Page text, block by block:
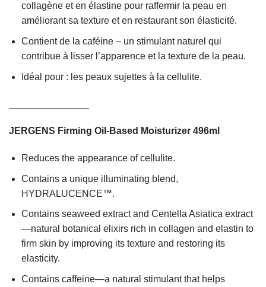
collagène et en élastine pour raffermir la peau en
améliorant sa texture et en restaurant son élasticité.
Contient de la caféine – un stimulant naturel qui
contribue à lisser l’apparence et la texture de la peau.
Idéal pour : les peaux sujettes à la cellulite.
JERGENS Firming Oil-Based Moisturizer 496ml
Reduces the appearance of cellulite.
Contains a unique illuminating blend,
HYDRALUCENCE™.
Contains seaweed extract and Centella Asiatica extract
—natural botanical elixirs rich in collagen and elastin to
firm skin by improving its texture and restoring its
elasticity.
Contains caffeine—a natural stimulant that helps